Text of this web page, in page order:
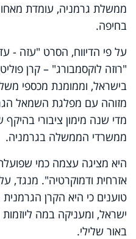
ממשלת גרמניה, עומדת
בחיפה.
על פי הדיווח, הסרט "עזה -
"רוזה לוקסמבורג" – קרן
בישראל, וממומנת מכספי
מדי שנה מימון ציבורי בהיקף
ממשרדי הממשלה בגרמניה.
היא מציגה עצמה כמי
אזרחית ודמוקרטיה". מנגד,
טוענים כי היא הקרן הגרמנית
ישראל, ומעניקה במה
באור שלילי.